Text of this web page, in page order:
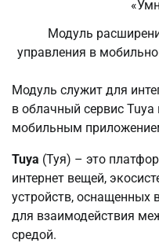
Модуль
управления в
Модуль служит для
в облачный сервис Tuya
мобильным
Tuya (Туя) – это
интернет вещей,
устройств, оснащенных
для взаимодействия
средой.